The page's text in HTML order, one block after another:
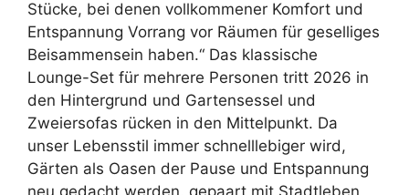
Stücke, bei denen vollkommener Komfort und
Entspannung Vorrang vor Räumen für geselliges
Beisammensein haben.“ Das klassische
Lounge-Set für mehrere Personen tritt 2026 in
den Hintergrund und Gartensessel und
Zweiersofas rücken in den Mittelpunkt. Da
unser Lebensstil immer schnelllebiger wird,
Gärten als Oasen der Pause und Entspannung
neu gedacht werden, gepaart mit Stadtleben